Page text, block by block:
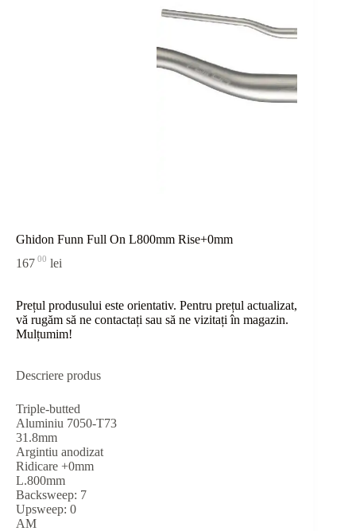
Ghidon Funn Full On L800mm Rise+0mm
167 00 lei
Prețul produsului este orientativ. Pentru prețul actualizat,
vă rugăm să ne contactați sau să ne vizitați în magazin.
Mulțumim!
Descriere produs
Triple-butted
Aluminiu 7050-T73
31.8mm
Argintiu anodizat
Ridicare +0mm
L.800mm
Backsweep: 7
Upsweep: 0
AM